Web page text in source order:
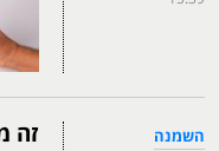
השמנה זה